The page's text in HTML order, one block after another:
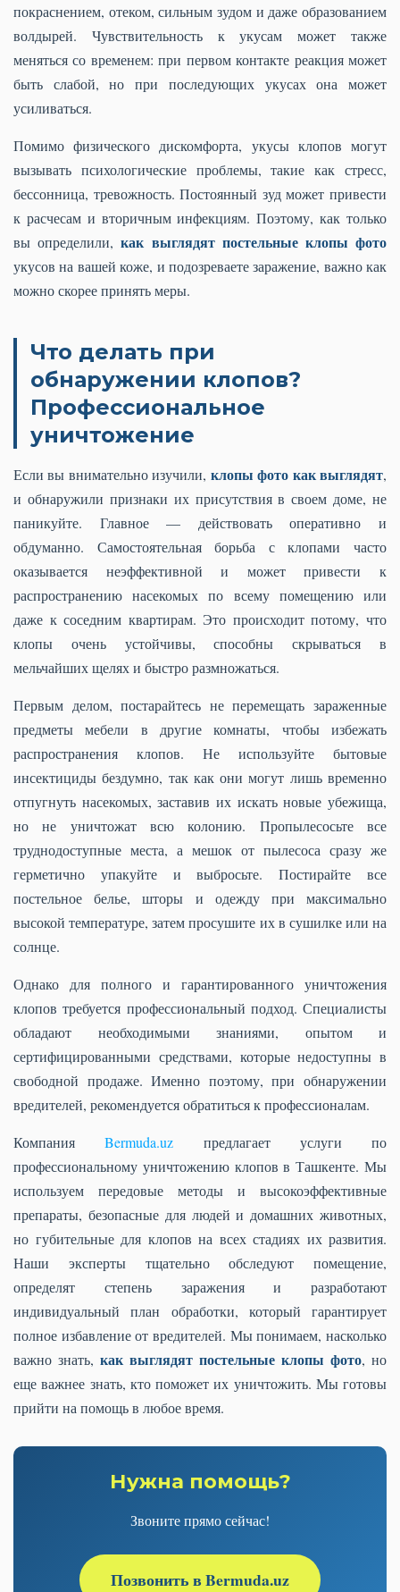
покраснением, отеком, сильным зудом и даже образованием
волдырей. Чувствительность к укусам может также
меняться со временем: при первом контакте реакция может
быть слабой, но при последующих укусах она может
усиливаться.
Помимо физического дискомфорта, укусы клопов могут
вызывать психологические проблемы, такие как стресс,
бессонница, тревожность. Постоянный зуд может привести
к расчесам и вторичным инфекциям. Поэтому, как только
вы определили,как выглядят постельные клопы фото
укусов на вашей коже, и подозреваете заражение, важно как
можно скорее принять меры.
Что делать при
обнаружении клопов?
Профессиональное
уничтожение
Если вы внимательно изучили, клопы фото как выглядят,
и обнаружили признаки их присутствия в своем доме, не
паникуйте. Главное — действовать оперативно и
обдуманно. Самостоятельная борьба с клопами часто
оказывается неэффективной и может привести к
распространению насекомых по всему помещению или
даже к соседним квартирам. Это происходит потому, что
клопы очень устойчивы, способны скрываться в
мельчайших щелях и быстро размножаться.
Первым делом, постарайтесь не перемещать зараженные
предметы мебели в другие комнаты, чтобы избежать
распространения клопов. Не используйте бытовые
инсектициды бездумно, так как они могут лишь временно
отпугнуть насекомых, заставив их искать новые убежища,
но не уничтожат всю колонию. Пропылесосьте все
труднодоступные места, а мешок от пылесоса сразу же
герметично упакуйте и выбросьте. Постирайте все
постельное белье, шторы и одежду при максимально
высокой температуре, затем просушите их в сушилке или на
солнце.
Однако для полного и гарантированного уничтожения
клопов требуется профессиональный подход. Специалисты
обладают необходимыми знаниями, опытом и
сертифицированными средствами, которые недоступны в
свободной продаже. Именно поэтому, при обнаружении
вредителей, рекомендуется обратиться к профессионалам.
КомпанияBermuda.uz предлагает услуги по
профессиональному уничтожению клопов в Ташкенте. Мы
используем передовые методы и высокоэффективные
препараты, безопасные для людей и домашних животных,
но губительные для клопов на всех стадиях их развития.
Наши эксперты тщательно обследуют помещение,
определят степень заражения и разработают
индивидуальный план обработки, который гарантирует
полное избавление от вредителей. Мы понимаем, насколько
важно знать, как выглядят постельные клопы фото, но
еще важнее знать, кто поможет их уничтожить. Мы готовы
прийти на помощь в любое время.
Нужна помощь?
Звоните прямо сейчас!
Позвонить в Bermuda.uz